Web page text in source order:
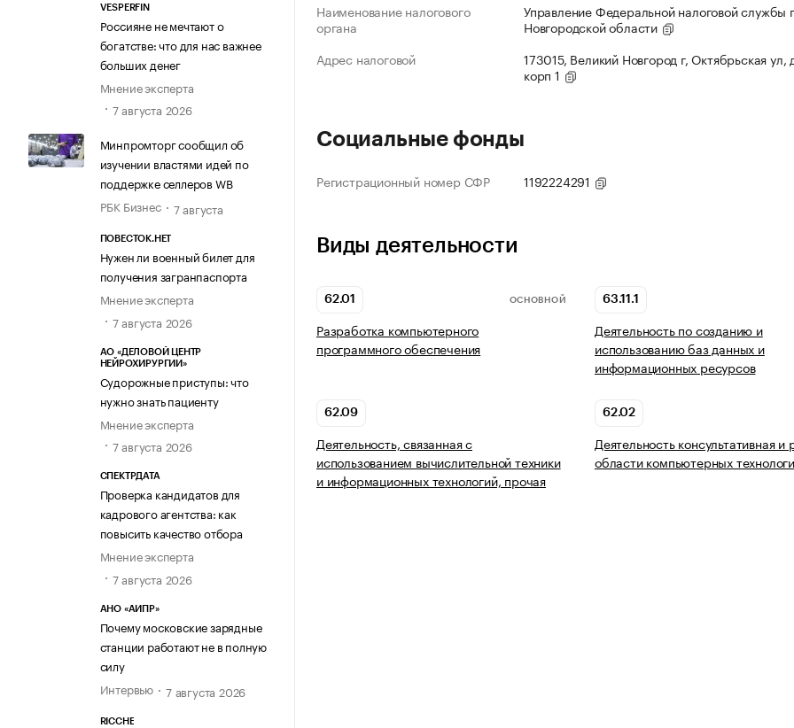
VESPERFIN
Россияне не мечтают о
богатстве: что для нас важнее
больших денег
Мнение эксперта
7 августа 2026
Минпромторг сообщил об
изучении властями идей по
поддержке селлеров WB
РБК Бизнес
7 августа
ПОВЕСТОК.НЕТ
Нужен ли военный билет для
получения загранпаспорта
Мнение эксперта
7 августа 2026
АО «ДЕЛОВОЙ ЦЕНТР
НЕЙРОХИРУРГИИ»
Судорожные приступы: что
нужно знать пациенту
Мнение эксперта
7 августа 2026
СПЕКТРДАТА
Проверка кандидатов для
кадрового агентства: как
повысить качество отбора
Мнение эксперта
7 августа 2026
АНО «АИПР»
Почему московские зарядные
станции работают не в полную
силу
Интервью
7 августа 2026
RICCHE
Наименование налогового
органа
Управление Федеральной налоговой службы
Новгородской области
Адрес налоговой
173015, Великий Новгород г, Октябрьская ул,
корп 1
Социальные фонды
Регистрационный номер СФР 1192224291
Виды деятельности
62.01 ОСНОВНОЙ
Разработка компьютерного
программного обеспечения
63.11.1
Деятельность по созданию и
использованию баз данных и
информационных ресурсов
62.09
Деятельность, связанная с
использованием вычислительной техники
и информационных технологий, прочая
62.02
Деятельность консультативная и
области компьютерных